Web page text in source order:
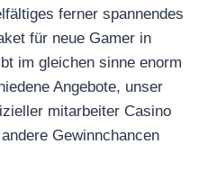
ferner spannendes
für neue Gamer in
im gleichen sinne enorm
Angebote, unser
mitarbeiter Casino
Gewinnchancen